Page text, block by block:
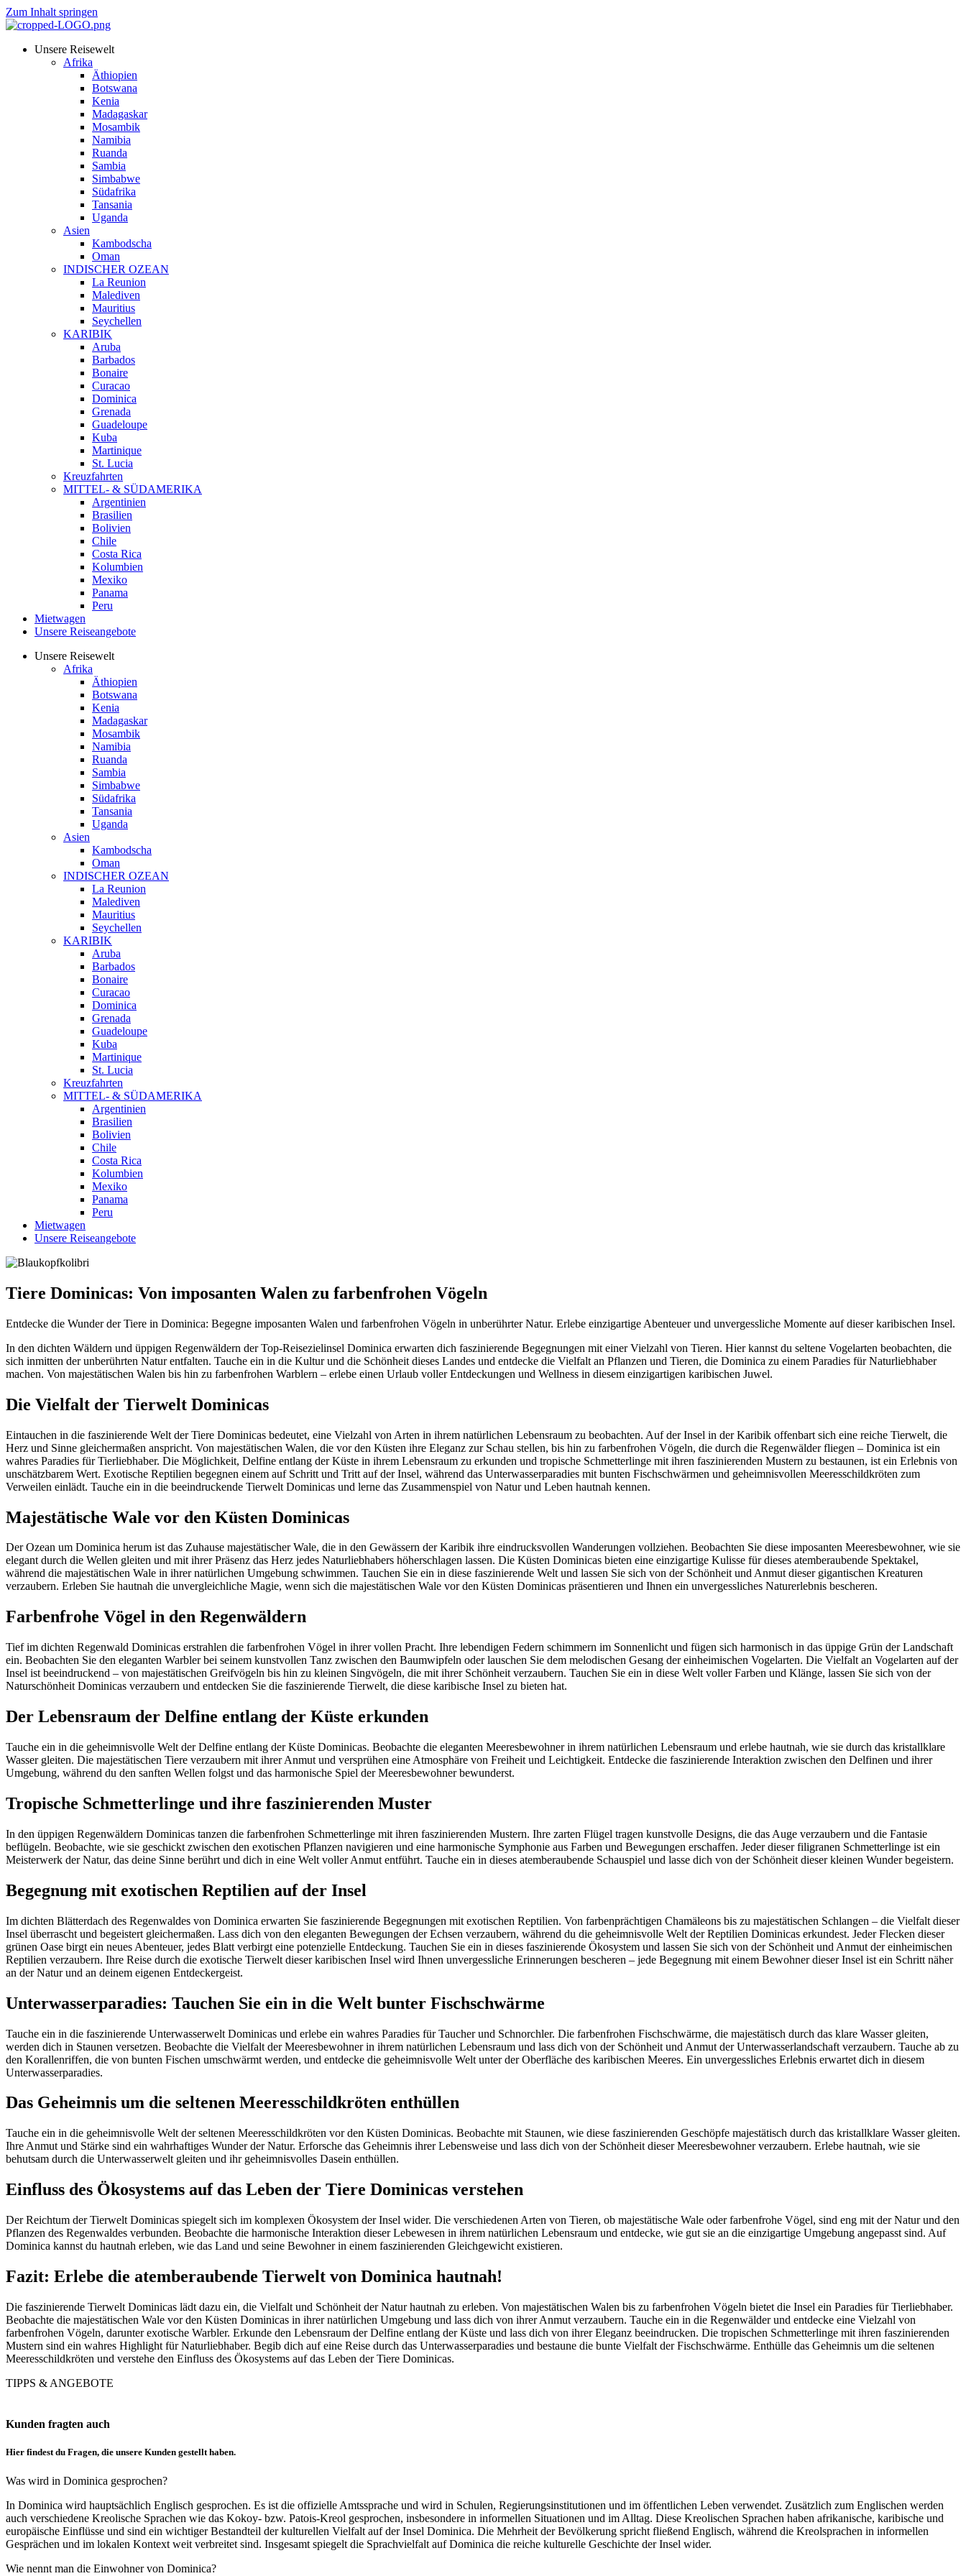
Zum Inhalt springen
Unsere Reisewelt
Afrika
Äthiopien
Botswana
Kenia
Madagaskar
Mosambik
Namibia
Ruanda
Sambia
Simbabwe
Südafrika
Tansania
Uganda
Asien
Kambodscha
Oman
INDISCHER OZEAN
La Reunion
Malediven
Mauritius
Seychellen
KARIBIK
Aruba
Barbados
Bonaire
Curacao
Dominica
Grenada
Guadeloupe
Kuba
Martinique
St. Lucia
Kreuzfahrten
MITTEL- & SÜDAMERIKA
Argentinien
Brasilien
Bolivien
Chile
Costa Rica
Kolumbien
Mexiko
Panama
Peru
Mietwagen
Unsere Reiseangebote
Unsere Reisewelt
Afrika
Äthiopien
Botswana
Kenia
Madagaskar
Mosambik
Namibia
Ruanda
Sambia
Simbabwe
Südafrika
Tansania
Uganda
Asien
Kambodscha
Oman
INDISCHER OZEAN
La Reunion
Malediven
Mauritius
Seychellen
KARIBIK
Aruba
Barbados
Bonaire
Curacao
Dominica
Grenada
Guadeloupe
Kuba
Martinique
St. Lucia
Kreuzfahrten
MITTEL- & SÜDAMERIKA
Argentinien
Brasilien
Bolivien
Chile
Costa Rica
Kolumbien
Mexiko
Panama
Peru
Mietwagen
Unsere Reiseangebote
Tiere Dominicas: Von imposanten Walen zu farbenfrohen Vögeln
Entdecke die Wunder der Tiere in Dominica: Begegne imposanten Walen und farbenfrohen Vögeln in unberührter Natur. Erlebe einzigartige Abenteuer und unvergessliche Momente auf dieser karibischen Insel.
In den dichten Wäldern und üppigen Regenwäldern der Top-Reisezielinsel Dominica erwarten dich faszinierende Begegnungen mit einer Vielzahl von Tieren. Hier kannst du seltene Vogelarten beobachten, die
sich inmitten der unberührten Natur entfalten. Tauche ein in die Kultur und die Schönheit dieses Landes und entdecke die Vielfalt an Pflanzen und Tieren, die Dominica zu einem Paradies für Naturliebhaber
machen. Von majestätischen Walen bis hin zu farbenfrohen Warblern – erlebe einen Urlaub voller Entdeckungen und Wellness in diesem einzigartigen karibischen Juwel.
Die Vielfalt der Tierwelt Dominicas
Eintauchen in die faszinierende Welt der Tiere Dominicas bedeutet, eine Vielzahl von Arten in ihrem natürlichen Lebensraum zu beobachten. Auf der Insel in der Karibik offenbart sich eine reiche Tierwelt, die
Herz und Sinne gleichermaßen anspricht. Von majestätischen Walen, die vor den Küsten ihre Eleganz zur Schau stellen, bis hin zu farbenfrohen Vögeln, die durch die Regenwälder fliegen – Dominica ist ein
wahres Paradies für Tierliebhaber. Die Möglichkeit, Delfine entlang der Küste in ihrem Lebensraum zu erkunden und tropische Schmetterlinge mit ihren faszinierenden Mustern zu bestaunen, ist ein Erlebnis von
unschätzbarem Wert. Exotische Reptilien begegnen einem auf Schritt und Tritt auf der Insel, während das Unterwasserparadies mit bunten Fischschwärmen und geheimnisvollen Meeresschildkröten zum
Verweilen einlädt. Tauche ein in die beeindruckende Tierwelt Dominicas und lerne das Zusammenspiel von Natur und Leben hautnah kennen.
Majestätische Wale vor den Küsten Dominicas
Der Ozean um Dominica herum ist das Zuhause majestätischer Wale, die in den Gewässern der Karibik ihre eindrucksvollen Wanderungen vollziehen. Beobachten Sie diese imposanten Meeresbewohner, wie sie
elegant durch die Wellen gleiten und mit ihrer Präsenz das Herz jedes Naturliebhabers höherschlagen lassen. Die Küsten Dominicas bieten eine einzigartige Kulisse für dieses atemberaubende Spektakel,
während die majestätischen Wale in ihrer natürlichen Umgebung schwimmen. Tauchen Sie ein in diese faszinierende Welt und lassen Sie sich von der Schönheit und Anmut dieser gigantischen Kreaturen
verzaubern. Erleben Sie hautnah die unvergleichliche Magie, wenn sich die majestätischen Wale vor den Küsten Dominicas präsentieren und Ihnen ein unvergessliches Naturerlebnis bescheren.
Farbenfrohe Vögel in den Regenwäldern
Tief im dichten Regenwald Dominicas erstrahlen die farbenfrohen Vögel in ihrer vollen Pracht. Ihre lebendigen Federn schimmern im Sonnenlicht und fügen sich harmonisch in das üppige Grün der Landschaft
ein. Beobachten Sie den eleganten Warbler bei seinem kunstvollen Tanz zwischen den Baumwipfeln oder lauschen Sie dem melodischen Gesang der einheimischen Vogelarten. Die Vielfalt an Vogelarten auf der
Insel ist beeindruckend – von majestätischen Greifvögeln bis hin zu kleinen Singvögeln, die mit ihrer Schönheit verzaubern. Tauchen Sie ein in diese Welt voller Farben und Klänge, lassen Sie sich von der
Naturschönheit Dominicas verzaubern und entdecken Sie die faszinierende Tierwelt, die diese karibische Insel zu bieten hat.
Der Lebensraum der Delfine entlang der Küste erkunden
Tauche ein in die geheimnisvolle Welt der Delfine entlang der Küste Dominicas. Beobachte die eleganten Meeresbewohner in ihrem natürlichen Lebensraum und erlebe hautnah, wie sie durch das kristallklare
Wasser gleiten. Die majestätischen Tiere verzaubern mit ihrer Anmut und versprühen eine Atmosphäre von Freiheit und Leichtigkeit. Entdecke die faszinierende Interaktion zwischen den Delfinen und ihrer
Umgebung, während du den sanften Wellen folgst und das harmonische Spiel der Meeresbewohner bewunderst.
Tropische Schmetterlinge und ihre faszinierenden Muster
In den üppigen Regenwäldern Dominicas tanzen die farbenfrohen Schmetterlinge mit ihren faszinierenden Mustern. Ihre zarten Flügel tragen kunstvolle Designs, die das Auge verzaubern und die Fantasie
beflügeln. Beobachte, wie sie geschickt zwischen den exotischen Pflanzen navigieren und eine harmonische Symphonie aus Farben und Bewegungen erschaffen. Jeder dieser filigranen Schmetterlinge ist ein
Meisterwerk der Natur, das deine Sinne berührt und dich in eine Welt voller Anmut entführt. Tauche ein in dieses atemberaubende Schauspiel und lasse dich von der Schönheit dieser kleinen Wunder begeistern.
Begegnung mit exotischen Reptilien auf der Insel
Im dichten Blätterdach des Regenwaldes von Dominica erwarten Sie faszinierende Begegnungen mit exotischen Reptilien. Von farbenprächtigen Chamäleons bis zu majestätischen Schlangen – die Vielfalt dieser
Insel überrascht und begeistert gleichermaßen. Lass dich von den eleganten Bewegungen der Echsen verzaubern, während du die geheimnisvolle Welt der Reptilien Dominicas erkundest. Jeder Flecken dieser
grünen Oase birgt ein neues Abenteuer, jedes Blatt verbirgt eine potenzielle Entdeckung. Tauchen Sie ein in dieses faszinierende Ökosystem und lassen Sie sich von der Schönheit und Anmut der einheimischen
Reptilien verzaubern. Ihre Reise durch die exotische Tierwelt dieser karibischen Insel wird Ihnen unvergessliche Erinnerungen bescheren – jede Begegnung mit einem Bewohner dieser Insel ist ein Schritt näher
an der Natur und an deinem eigenen Entdeckergeist.
Unterwasserparadies: Tauchen Sie ein in die Welt bunter Fischschwärme
Tauche ein in die faszinierende Unterwasserwelt Dominicas und erlebe ein wahres Paradies für Taucher und Schnorchler. Die farbenfrohen Fischschwärme, die majestätisch durch das klare Wasser gleiten,
werden dich in Staunen versetzen. Beobachte die Vielfalt der Meeresbewohner in ihrem natürlichen Lebensraum und lass dich von der Schönheit und Anmut der Unterwasserlandschaft verzaubern. Tauche ab zu
den Korallenriffen, die von bunten Fischen umschwärmt werden, und entdecke die geheimnisvolle Welt unter der Oberfläche des karibischen Meeres. Ein unvergessliches Erlebnis erwartet dich in diesem
Unterwasserparadies.
Das Geheimnis um die seltenen Meeresschildkröten enthüllen
Tauche ein in die geheimnisvolle Welt der seltenen Meeresschildkröten vor den Küsten Dominicas. Beobachte mit Staunen, wie diese faszinierenden Geschöpfe majestätisch durch das kristallklare Wasser gleiten.
Ihre Anmut und Stärke sind ein wahrhaftiges Wunder der Natur. Erforsche das Geheimnis ihrer Lebensweise und lass dich von der Schönheit dieser Meeresbewohner verzaubern. Erlebe hautnah, wie sie
behutsam durch die Unterwasserwelt gleiten und ihr geheimnisvolles Dasein enthüllen.
Einfluss des Ökosystems auf das Leben der Tiere Dominicas verstehen
Der Reichtum der Tierwelt Dominicas spiegelt sich im komplexen Ökosystem der Insel wider. Die verschiedenen Arten von Tieren, ob majestätische Wale oder farbenfrohe Vögel, sind eng mit der Natur und den
Pflanzen des Regenwaldes verbunden. Beobachte die harmonische Interaktion dieser Lebewesen in ihrem natürlichen Lebensraum und entdecke, wie gut sie an die einzigartige Umgebung angepasst sind. Auf
Dominica kannst du hautnah erleben, wie das Land und seine Bewohner in einem faszinierenden Gleichgewicht existieren.
Fazit: Erlebe die atemberaubende Tierwelt von Dominica hautnah!
Die faszinierende Tierwelt Dominicas lädt dazu ein, die Vielfalt und Schönheit der Natur hautnah zu erleben. Von majestätischen Walen bis zu farbenfrohen Vögeln bietet die Insel ein Paradies für Tierliebhaber.
Beobachte die majestätischen Wale vor den Küsten Dominicas in ihrer natürlichen Umgebung und lass dich von ihrer Anmut verzaubern. Tauche ein in die Regenwälder und entdecke eine Vielzahl von
farbenfrohen Vögeln, darunter exotische Warbler. Erkunde den Lebensraum der Delfine entlang der Küste und lass dich von ihrer Eleganz beeindrucken. Die tropischen Schmetterlinge mit ihren faszinierenden
Mustern sind ein wahres Highlight für Naturliebhaber. Begib dich auf eine Reise durch das Unterwasserparadies und bestaune die bunte Vielfalt der Fischschwärme. Enthülle das Geheimnis um die seltenen
Meeresschildkröten und verstehe den Einfluss des Ökosystems auf das Leben der Tiere Dominicas.
TIPPS & ANGEBOTE
Kunden fragten auch
Hier findest du Fragen, die unsere Kunden gestellt haben.
Was wird in Dominica gesprochen?
In Dominica wird hauptsächlich Englisch gesprochen. Es ist die offizielle Amtssprache und wird in Schulen, Regierungsinstitutionen und im öffentlichen Leben verwendet. Zusätzlich zum Englischen werden
auch verschiedene Kreolische Sprachen wie das Kokoy- bzw. Patois-Kreol gesprochen, insbesondere in informellen Situationen und im Alltag. Diese Kreolischen Sprachen haben afrikanische, karibische und
europäische Einflüsse und sind ein wichtiger Bestandteil der kulturellen Vielfalt auf der Insel Dominica. Die Mehrheit der Bevölkerung spricht fließend Englisch, während die Kreolsprachen in informellen
Gesprächen und im lokalen Kontext weit verbreitet sind. Insgesamt spiegelt die Sprachvielfalt auf Dominica die reiche kulturelle Geschichte der Insel wider.
Wie nennt man die Einwohner von Dominica?